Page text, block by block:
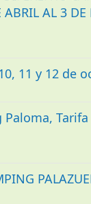
ABRIL AL 3 DE
11 y 12 de